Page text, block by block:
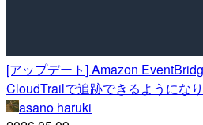
[アップデート] Amazon
CloudTrailで追跡できるようにな
asano haruki